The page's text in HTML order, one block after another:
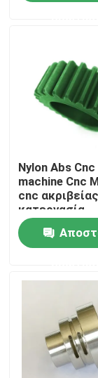
Σχετικά με
Επισκέψεις
Ειδήσεις
Υποθέσεις
Αυτόματη
Μέρη
Nylon Abs
machine Cnc
cnc ακριβείας
κατεργασία
μετάλλου